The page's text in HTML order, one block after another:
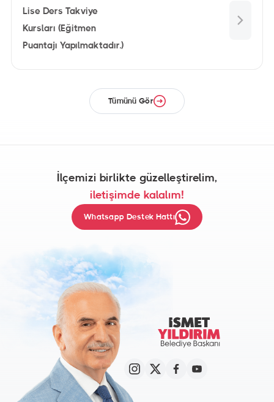
Lise Ders Takviye
Kursları (Eğitmen
Puantajı Yapılmaktadır.)
Tümünü Gör
İlçemizi birlikte güzelleştirelim,
iletişimde kalalım!
Whatsapp Destek Hattı